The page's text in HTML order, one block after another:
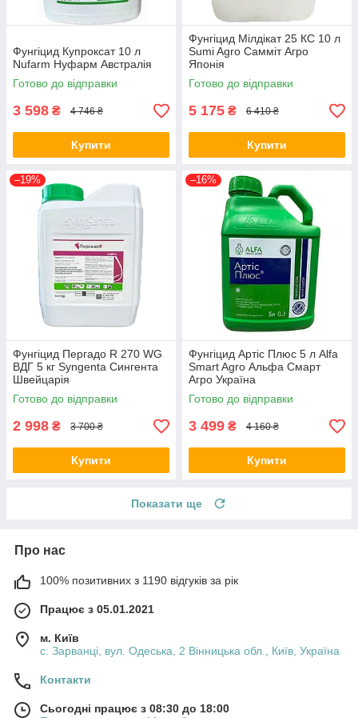
Фунгіцид Купроксат 10 л
Nufarm Нуфарм Австралія
Готово до відправки
3 598 ₴ 4 746 ₴
Купити
Фунгіцид Мілдікат 25 КС 10 л
Sumi Agro Самміт Агро
Японія
Готово до відправки
5 175 ₴ 6 410 ₴
Купити
–19%
Фунгіцид Пергадо R 270 WG
ВДГ 5 кг Syngenta Сингента
Швейцарія
Готово до відправки
2 998 ₴ 3 700 ₴
Купити
–16%
Фунгіцид Артіс Плюс 5 л Alfa
Smart Agro Альфа Смарт
Агро Україна
Готово до відправки
3 499 ₴ 4 160 ₴
Купити
Показати ще
Про нас
100% позитивних з 1190 відгуків за рік
Працює з 05.01.2021
м. Київ
с. Зарванці, вул. Одеська, 2 Вінницька обл., Київ, Україна
Контакти
Сьогодні працює з 08:30 до 18:00